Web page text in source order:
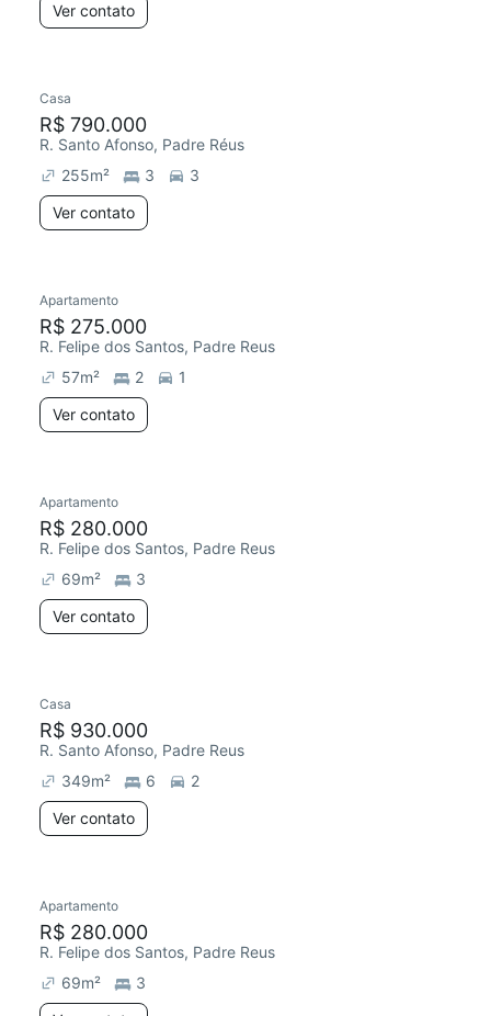
Ver contato
Casa
R$ 790.000
R. Santo Afonso, Padre Réus
255m² 3
3
Ver contato
Apartamento
R$ 275.000
R. Felipe dos Santos, Padre Reus
57m² 2
1
Ver contato
Apartamento
R$ 280.000
R. Felipe dos Santos, Padre Reus
69m²
3
Ver contato
Casa
R$ 930.000
R. Santo Afonso, Padre Reus
349m² 6
2
Ver contato
Apartamento
R$ 280.000
R. Felipe dos Santos, Padre Reus
69m²
3